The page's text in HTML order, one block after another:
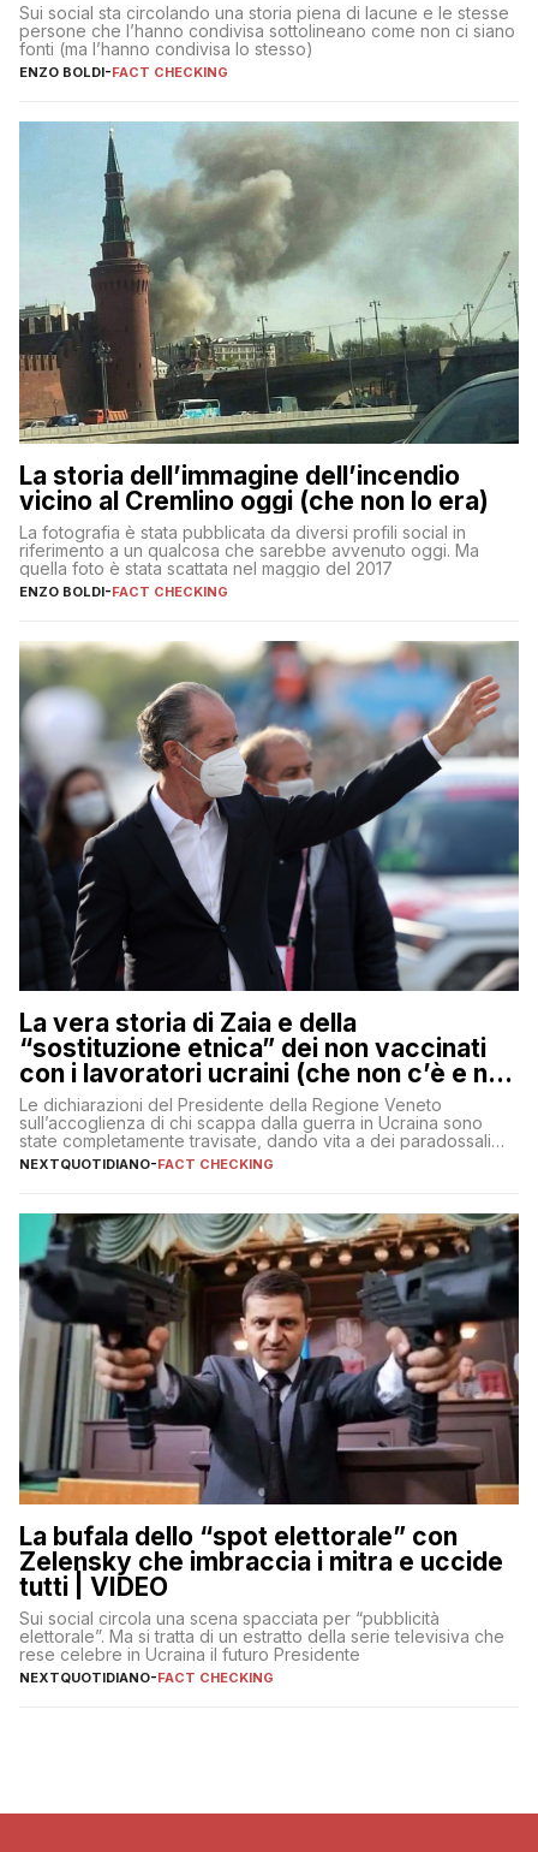
Sui social sta circolando una storia piena di lacune e le stesse
persone che l’hanno condivisa sottolineano come non ci siano
fonti (ma l’hanno condivisa lo stesso)
ENZO BOLDI-FACT CHECKING
La storia dell’immagine dell’incendio
vicino al Cremlino oggi (che non lo era)
La fotografia è stata pubblicata da diversi profili social in
riferimento a un qualcosa che sarebbe avvenuto oggi. Ma
quella foto è stata scattata nel maggio del 2017
ENZO BOLDI-FACT CHECKING
La vera storia di Zaia e della
“sostituzione etnica” dei non vaccinati
con i lavoratori ucraini (che non c’è e non
ci sarà)
Le dichiarazioni del Presidente della Regione Veneto
sull’accoglienza di chi scappa dalla guerra in Ucraina sono
state completamente travisate, dando vita a dei paradossali
falsi che girano sui social
NEXTQUOTIDIANO-FACT CHECKING
La bufala dello “spot elettorale” con
Zelensky che imbraccia i mitra e uccide
tutti | VIDEO
Sui social circola una scena spacciata per “pubblicità
elettorale”. Ma si tratta di un estratto della serie televisiva che
rese celebre in Ucraina il futuro Presidente
NEXTQUOTIDIANO-FACT CHECKING